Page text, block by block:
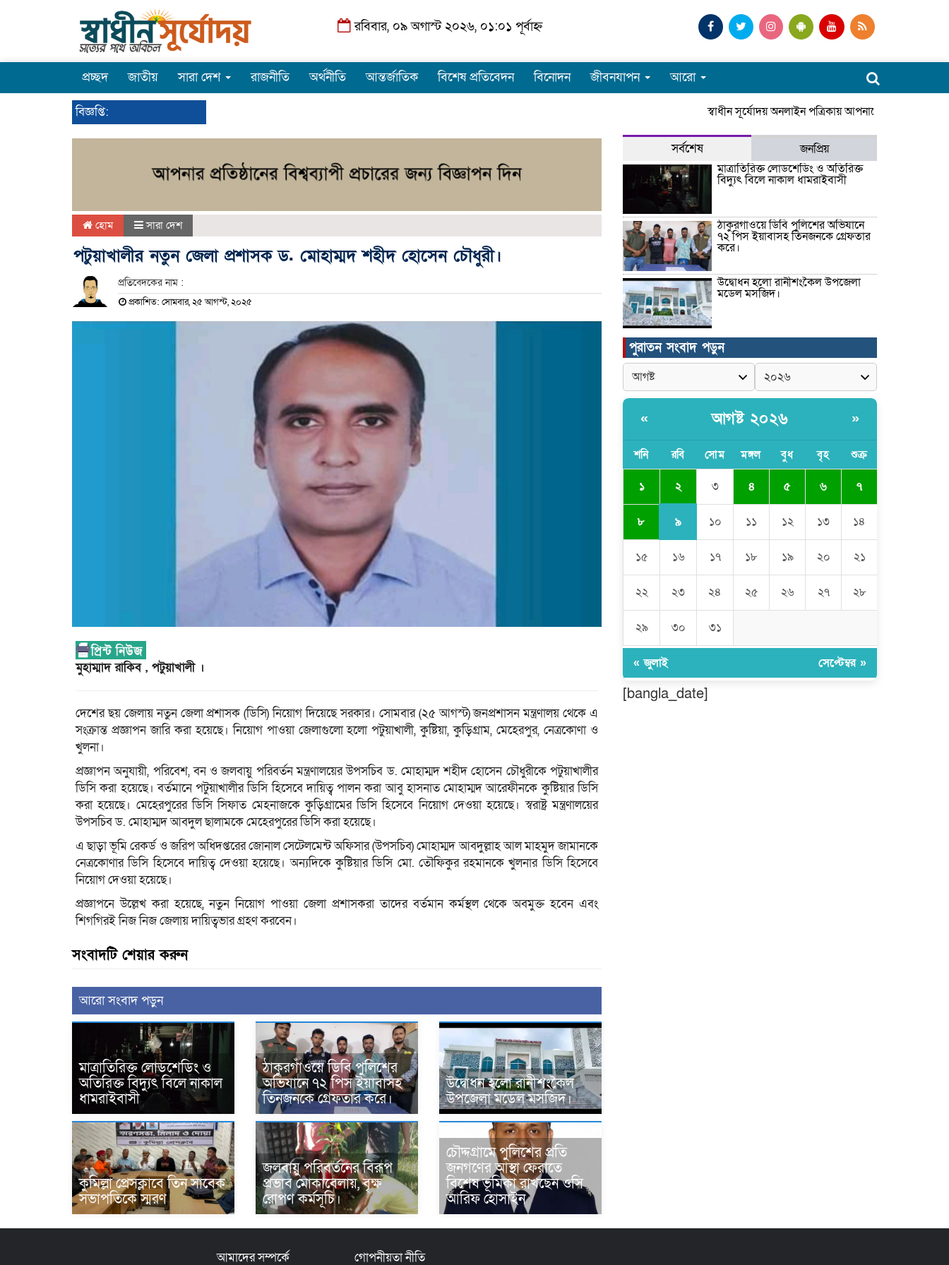
রবিবার, ০৯ অগাস্ট ২০২৬, ০১:০১ পূর্বাহ্ন
প্রচ্ছদ জাতীয় সারা দেশ রাজনীতি অর্থনীতি আন্তর্জাতিক বিশেষ প্রতিবেদন বিনোদন জীবনযাপন আরো
বিজ্ঞপ্তি: স্বাধীন সূর্যোদয় অনলাইন পত্রিকায় আপনাকে স্বাগতম।
হোম সারা দেশ
পটুয়াখালীর নতুন জেলা প্রশাসক ড. মোহাম্মদ শহীদ হোসেন চৌধুরী।
প্রতিবেদকের নাম :
প্রকাশিত: সোমবার, ২৫ আগস্ট, ২০২৫
মুহাম্মাদ রাকিব , পটুয়াখালী ।
দেশের ছয় জেলায় নতুন জেলা প্রশাসক (ডিসি) নিয়োগ দিয়েছে সরকার। সোমবার (২৫ আগস্ট) জনপ্রশাসন মন্ত্রণালয় থেকে এ
সংক্রান্ত প্রজ্ঞাপন জারি করা হয়েছে। নিয়োগ পাওয়া জেলাগুলো হলো পটুয়াখালী, কুষ্টিয়া, কুড়িগ্রাম, মেহেরপুর, নেত্রকোণা ও
খুলনা।
প্রজ্ঞাপন অনুযায়ী, পরিবেশ, বন ও জলবায়ু পরিবর্তন মন্ত্রণালয়ের উপসচিব ড. মোহাম্মদ শহীদ হোসেন চৌধুরীকে পটুয়াখালীর
ডিসি করা হয়েছে। বর্তমানে পটুয়াখালীর ডিসি হিসেবে দায়িত্ব পালন করা আবু হাসনাত মোহাম্মদ আরেফীনকে কুষ্টিয়ার ডিসি
করা হয়েছে। মেহেরপুরের ডিসি সিফাত মেহনাজকে কুড়িগ্রামের ডিসি হিসেবে নিয়োগ দেওয়া হয়েছে। স্বরাষ্ট্র মন্ত্রণালয়ের
উপসচিব ড. মোহাম্মদ আবদুল ছালামকে মেহেরপুরের ডিসি করা হয়েছে।
এ ছাড়া ভূমি রেকর্ড ও জরিপ অধিদপ্তরের জোনাল সেটেলমেন্ট অফিসার (উপসচিব) মোহাম্মদ আবদুল্লাহ আল মাহমুদ জামানকে
নেত্রকোণার ডিসি হিসেবে দায়িত্ব দেওয়া হয়েছে। অন্যদিকে কুষ্টিয়ার ডিসি মো. তৌফিকুর রহমানকে খুলনার ডিসি হিসেবে
নিয়োগ দেওয়া হয়েছে।
প্রজ্ঞাপনে উল্লেখ করা হয়েছে, নতুন নিয়োগ পাওয়া জেলা প্রশাসকরা তাদের বর্তমান কর্মস্থল থেকে অবমুক্ত হবেন এবং
শিগগিরই নিজ নিজ জেলায় দায়িত্বভার গ্রহণ করবেন।
সংবাদটি শেয়ার করুন
আরো সংবাদ পড়ুন
মাত্রাতিরিক্ত লোডশেডিং ও
অতিরিক্ত বিদ্যুৎ বিলে নাকাল
ধামরাইবাসী
ঠাকুরগাঁওয়ে ডিবি পুলিশের
অভিযানে ৭২ পিস ইয়াবাসহ
তিনজনকে গ্রেফতার করে।
উদ্বোধন হলো রানীশংকৈল
উপজেলা মডেল মসজিদ।
কুমিল্লা প্রেসক্লাবে তিন সাবেক
সভাপতিকে স্মরণ
জলবায়ু পরিবর্তনের বিরূপ
প্রভাব মোকাবেলায়, বৃক্ষ
রোপণ কর্মসূচি।
চৌদ্দগ্রামে পুলিশের প্রতি
জনগণের আস্থা ফেরাতে
বিশেষ ভূমিকা রাখছেন ওসি
আরিফ হোসাইন
সর্বশেষ
জনপ্রিয়
মাত্রাতিরিক্ত লোডশেডিং ও অতিরিক্ত
বিদ্যুৎ বিলে নাকাল ধামরাইবাসী
ঠাকুরগাঁওয়ে ডিবি পুলিশের অভিযানে
৭২ পিস ইয়াবাসহ তিনজনকে গ্রেফতার
করে।
উদ্বোধন হলো রানীশংকৈল উপজেলা
মডেল মসজিদ।
কুমিল্লা প্রেসক্লাবে তিন সাবেক
সভাপতিকে স্মরণ
জলবায়ু পরিবর্তনের বিরূপ প্রভাব
মোকাবেলায়, বৃক্ষ রোপণ কর্মসূচি।
চৌদ্দগ্রামে পুলিশের প্রতি জনগণের আস্থা
ফেরাতে বিশেষ ভূমিকা রাখছেন ওসি
বার্ষিক নির্বাচন সম্পন্ন, সভাপতি
গড়ে তুলতে হবে -জবি ভিসি ড. রইছ
উদদীন
সড়ক নিরাপত্তা ও জনসচেতনতা
তৈরিতে অবদানের সড়ক যোদ্ধা পদক
পেলেন নিসচা কমলগঞ্জ শাখার সভাপতি
বগুড়ায় দিনমজুরের বাজারে শাহ্ ফতেহ
পুরাতন সংবাদ পড়ুন
« আগষ্ট ২০২৬ »
শনি রবি সোম মঙ্গল বুধ বৃহ শুক্র
১ ২ ৩ ৪ ৫ ৬ ৭
৮ ৯ ১০ ১১ ১২ ১৩ ১৪
১৫ ১৬ ১৭ ১৮ ১৯ ২০ ২১
২২ ২৩ ২৪ ২৫ ২৬ ২৭ ২৮
২৯ ৩০ ৩১
« জুলাই সেপ্টেম্বর »
[bangla_date]
আমাদের সম্পর্কে গোপনীয়তা নীতি